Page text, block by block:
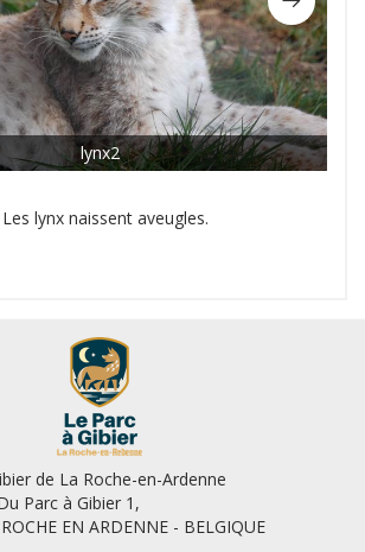
lynx2
lynx naissent aveugles.
de La Roche-en-Ardenne
Parc à Gibier 1,
EN ARDENNE - BELGIQUE